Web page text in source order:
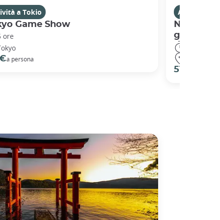
a Tokio
Game Show
ore
a persona
Attività a
Nô,
51 €